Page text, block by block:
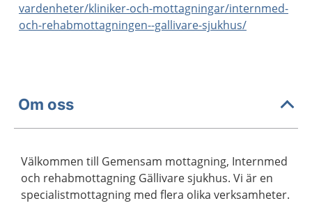
vardenheter/kliniker-och-mottagningar/internmed-
och-rehabmottagningen--gallivare-sjukhus/
Om oss
Välkommen till Gemensam mottagning, Internmed
och rehabmottagning Gällivare sjukhus. Vi är en
specialistmottagning med flera olika verksamheter.